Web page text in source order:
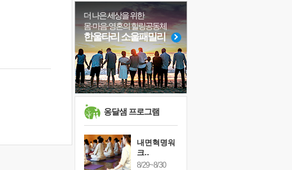
꿈이 실제가 되는 것
'말 타는 법'을 먼저
졸업식 사진을 보며
극심한 변비, 어깨결림, 수면 장애
아픈 아버지를 위한 공간 설계
슬럼프
보고 싶은 어머니
못된 꼰대들
#리더
#극복
#건강
#독서캠프
#링컨학교
#삶
#도움
#바이러스
#친구
#계획
#다짐
#면역력
더 나은 세상을 위한
몸·마음·영혼의 힐링공동체
한울타리 소울패밀리
옹달샘 프로그램
내면혁명워
크..
8/29~8/30